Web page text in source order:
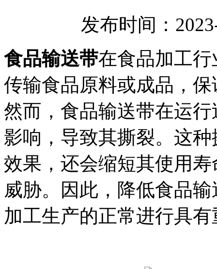
发布时间：
食品输送带在食品加工
传输食品原料或成品，
然而，食品输送带在运
影响，导致其撕裂。这
效果，还会缩短其使用
威胁。因此，降低食品
加工生产的正常进行具